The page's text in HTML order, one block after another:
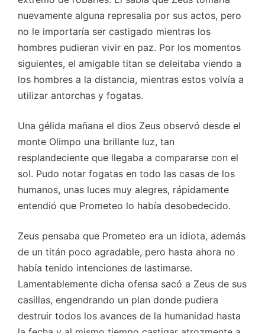
nuevamente alguna represalia por sus actos, pero
no le importaría ser castigado mientras los
hombres pudieran vivir en paz. Por los momentos
siguientes, el amigable titan se deleitaba viendo a
los hombres a la distancia, mientras estos volvía a
utilizar antorchas y fogatas.
Una gélida mañana el dios Zeus observó desde el
monte Olimpo una brillante luz, tan
resplandeciente que llegaba a compararse con el
sol. Pudo notar fogatas en todo las casas de los
humanos, unas luces muy alegres, rápidamente
entendió que Prometeo lo había desobedecido.
Zeus pensaba que Prometeo era un idiota, además
de un titán poco agradable, pero hasta ahora no
había tenido intenciones de lastimarse.
Lamentablemente dicha ofensa sacó a Zeus de sus
casillas, engendrando un plan donde pudiera
destruir todos los avances de la humanidad hasta